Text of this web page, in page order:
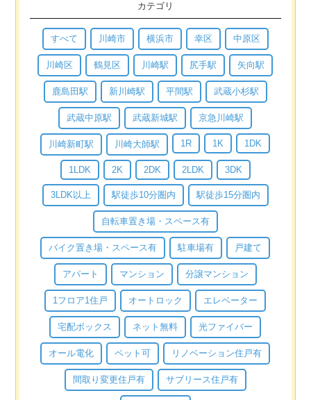
カテゴリ
すべて 川崎市 横浜市 幸区 中原区
川崎区 鶴見区 川崎駅 尻手駅 矢向駅
鹿島田駅 新川崎駅 平間駅 武蔵小杉駅
武蔵中原駅 武蔵新城駅 京急川崎駅
川崎新町駅 川崎大師駅 1R 1K 1DK
1LDK 2K 2DK 2LDK 3DK
3LDK以上 駅徒歩10分圏内 駅徒歩15分圏内
自転車置き場・スペース有
バイク置き場・スペース有 駐車場有 戸建て
アパート マンション 分譲マンション
1フロア1住戸 オートロック エレベーター
宅配ボックス ネット無料 光ファイバー
オール電化 ペット可 リノベーション住戸有
間取り変更住戸有 サブリース住戸有